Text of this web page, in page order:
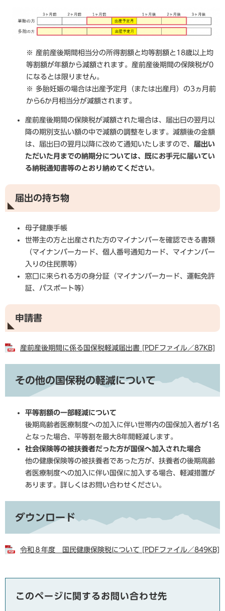
※ 産前産後期間相当分の所得割額と均等割額と18歳以上均
等割額が年額から減額されます。産前産後期間の保険税が0
になるとは限りません。
※ 多胎妊娠の場合は出産予定月（または出産月）の3ヵ月前
から6か月相当分が減額されます。​
産前産後期間の保険税が減額された場合は、届出日の翌月以
降の期別支払い額の中で減額の調整をします。減額後の金額
は、届出日の翌月以降に改めて通知いたしますので、 届出い
ただいた月までの納期分については、既にお手元に届いてい
る納税通知書等のとおり納めてください。
届出の持ち物
母子健康手帳
世帯主の方と出産された方のマイナンバーを確認できる書類
（マイナンバーカード、個人番号通知カード、マイナンバー
入りの住民票等）
窓口に来られる方の身分証（マイナンバーカード、運転免許
証、パスポート等）
申請書
産前産後期間に係る国保税軽減届出書 [PDFファイル／87KB]
その他の国保税の軽減について
平等割額の一部軽減について
後期高齢者医療制度への加入に伴い世帯内の国保加入者が1名
となった場合、平等割を最大8年間軽減します。
社会保険等の被扶養者だった方が国保へ加入された場合
他の健康保険等の被扶養者であった方が、扶養者の後期高齢
者医療制度への加入に伴い国保に加入する場合、軽減措置が
あります。詳しくはお問い合わせください。
ダウンロード
令和８年度 国民健康保険税について [PDFファイル／849KB]
このページに関するお問い合わせ先